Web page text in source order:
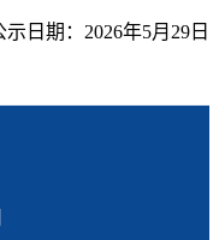
示日期：2026年5月 29 日